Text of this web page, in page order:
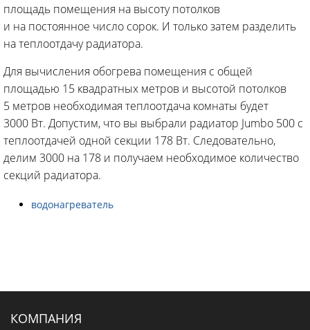
площадь помещения на высоту потолков
и на постоянное число сорок. И только затем разделить
на теплоотдачу радиатора.
Для вычисления обогрева помещения с общей
площадью 15 квадратных метров и высотой потолков
5 метров необходимая теплоотдача комнаты будет
3000 Вт. Допустим, что вы выбрали радиатор Jumbo 500 с
теплоотдачей одной секции 178 Вт. Следовательно,
делим 3000 на 178 и получаем необходимое количество
секций радиатора.
водонагреватель
КОМПАНИЯ